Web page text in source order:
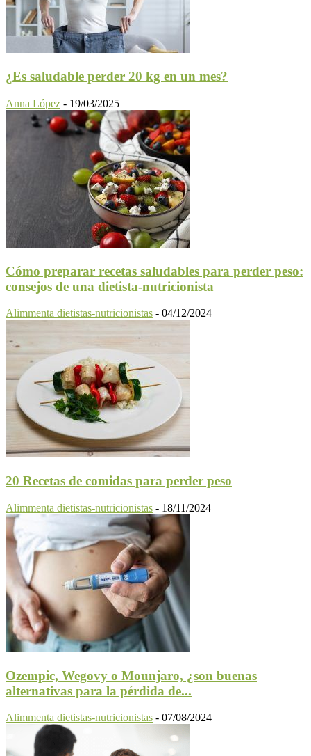
¿Es saludable perder 20 kg en un mes?
Anna López - 19/03/2025
Cómo preparar recetas saludables para perder peso:
consejos de una dietista-nutricionista
Alimmenta dietistas-nutricionistas - 04/12/2024
20 Recetas de comidas para perder peso
Alimmenta dietistas-nutricionistas - 18/11/2024
Ozempic, Wegovy o Mounjaro, ¿son buenas
alternativas para la pérdida de...
Alimmenta dietistas-nutricionistas - 07/08/2024